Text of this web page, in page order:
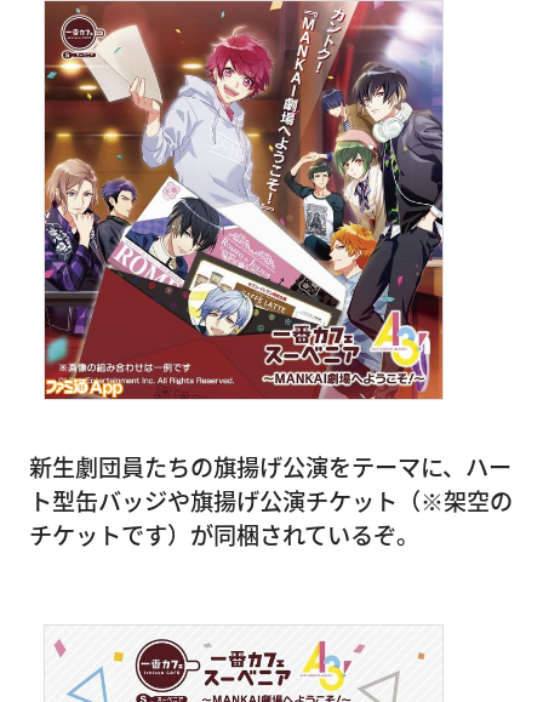
新生劇団員たちの旗揚げ公演をテーマに、ハー
ト型缶バッジや旗揚げ公演チケット（※架空の
チケットです）が同梱されているぞ。